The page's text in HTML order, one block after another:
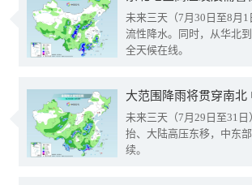
未来三天（7月30日至8月
流性降水。同时，从华北
全天候在线。
大范围降雨将贯穿南
未来三天（7月29日至31
抬、大陆高压东移，中东
续。